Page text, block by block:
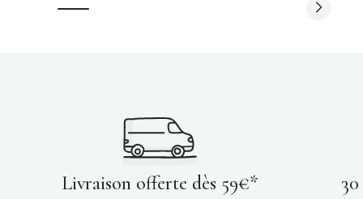
Livraison offerte dès 59€*